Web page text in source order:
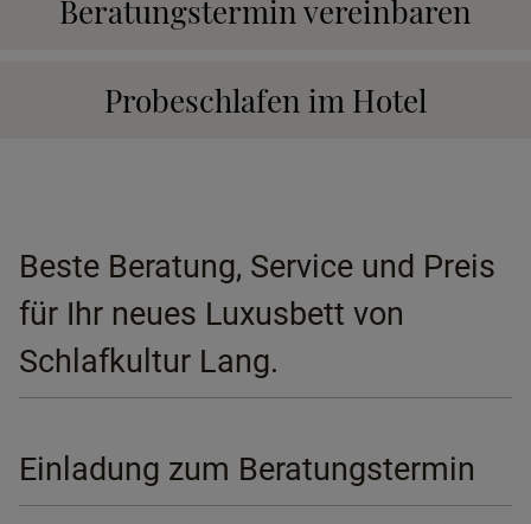
Beratungstermin vereinbaren
Probeschlafen im Hotel
Beste Beratung, Service und Preis
für Ihr neues Luxusbett von
Schlafkultur Lang.
Einladung zum Beratungstermin